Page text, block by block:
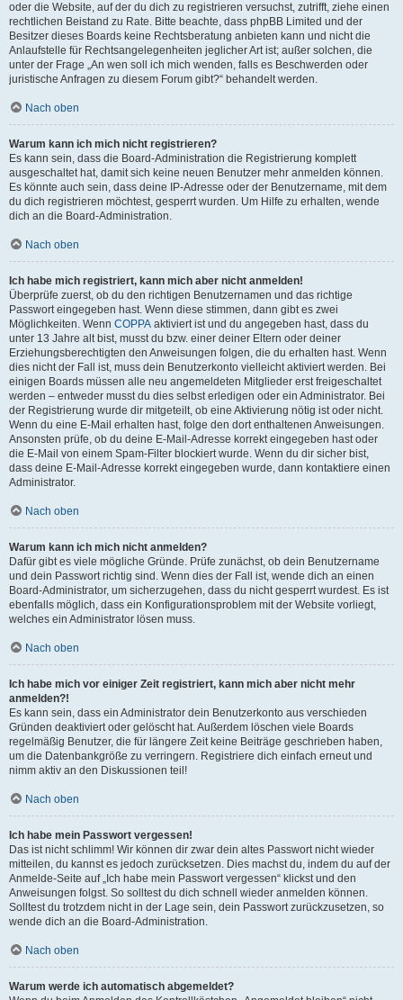
oder die Website, auf der du dich zu registrieren versuchst, zutrifft, ziehe einen
rechtlichen Beistand zu Rate. Bitte beachte, dass phpBB Limited und der
Besitzer dieses Boards keine Rechtsberatung anbieten kann und nicht die
Anlaufstelle für Rechtsangelegenheiten jeglicher Art ist; außer solchen, die
unter der Frage „An wen soll ich mich wenden, falls es Beschwerden oder
juristische Anfragen zu diesem Forum gibt?“ behandelt werden.
Nach oben
Warum kann ich mich nicht registrieren?
Es kann sein, dass die Board-Administration die Registrierung komplett
ausgeschaltet hat, damit sich keine neuen Benutzer mehr anmelden können.
Es könnte auch sein, dass deine IP-Adresse oder der Benutzername, mit dem
du dich registrieren möchtest, gesperrt wurden. Um Hilfe zu erhalten, wende
dich an die Board-Administration.
Nach oben
Ich habe mich registriert, kann mich aber nicht anmelden!
Überprüfe zuerst, ob du den richtigen Benutzernamen und das richtige
Passwort eingegeben hast. Wenn diese stimmen, dann gibt es zwei
Möglichkeiten. Wenn COPPA aktiviert ist und du angegeben hast, dass du
unter 13 Jahre alt bist, musst du bzw. einer deiner Eltern oder deiner
Erziehungsberechtigten den Anweisungen folgen, die du erhalten hast. Wenn
dies nicht der Fall ist, muss dein Benutzerkonto vielleicht aktiviert werden. Bei
einigen Boards müssen alle neu angemeldeten Mitglieder erst freigeschaltet
werden – entweder musst du dies selbst erledigen oder ein Administrator. Bei
der Registrierung wurde dir mitgeteilt, ob eine Aktivierung nötig ist oder nicht.
Wenn du eine E-Mail erhalten hast, folge den dort enthaltenen Anweisungen.
Ansonsten prüfe, ob du deine E-Mail-Adresse korrekt eingegeben hast oder
die E-Mail von einem Spam-Filter blockiert wurde. Wenn du dir sicher bist,
dass deine E-Mail-Adresse korrekt eingegeben wurde, dann kontaktiere einen
Administrator.
Nach oben
Warum kann ich mich nicht anmelden?
Dafür gibt es viele mögliche Gründe. Prüfe zunächst, ob dein Benutzername
und dein Passwort richtig sind. Wenn dies der Fall ist, wende dich an einen
Board-Administrator, um sicherzugehen, dass du nicht gesperrt wurdest. Es ist
ebenfalls möglich, dass ein Konfigurationsproblem mit der Website vorliegt,
welches ein Administrator lösen muss.
Nach oben
Ich habe mich vor einiger Zeit registriert, kann mich aber nicht mehr
anmelden?!
Es kann sein, dass ein Administrator dein Benutzerkonto aus verschieden
Gründen deaktiviert oder gelöscht hat. Außerdem löschen viele Boards
regelmäßig Benutzer, die für längere Zeit keine Beiträge geschrieben haben,
um die Datenbankgröße zu verringern. Registriere dich einfach erneut und
nimm aktiv an den Diskussionen teil!
Nach oben
Ich habe mein Passwort vergessen!
Das ist nicht schlimm! Wir können dir zwar dein altes Passwort nicht wieder
mitteilen, du kannst es jedoch zurücksetzen. Dies machst du, indem du auf der
Anmelde-Seite auf „Ich habe mein Passwort vergessen“ klickst und den
Anweisungen folgst. So solltest du dich schnell wieder anmelden können.
Solltest du trotzdem nicht in der Lage sein, dein Passwort zurückzusetzen, so
wende dich an die Board-Administration.
Nach oben
Warum werde ich automatisch abgemeldet?